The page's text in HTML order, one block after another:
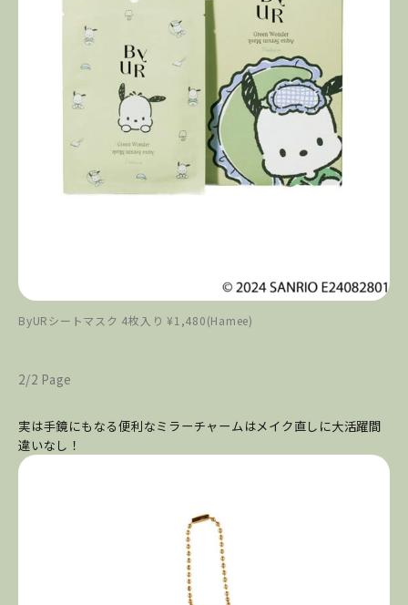
ByURシートマスク 4枚入り ¥1,480(Hamee)
2/2 Page
実は手鏡にもなる便利なミラーチャームはメイク直しに大活躍間
違いなし！